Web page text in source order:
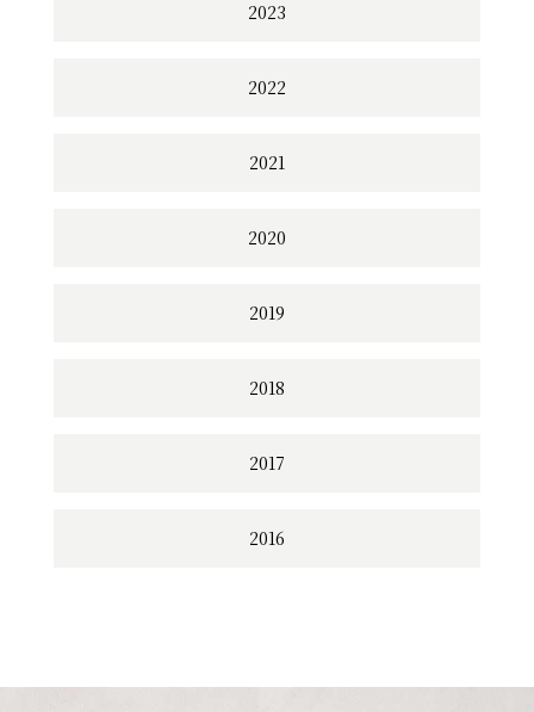
2023
2022
2021
2020
2019
2018
2017
2016